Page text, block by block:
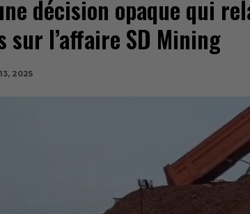
décision opaque qui
sur l’affaire SD Mining
2025